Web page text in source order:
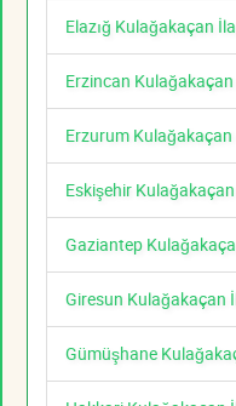
Elazığ Kulağakaçan
Erzincan
Erzurum
Eskişehir
Gaziantep
Giresun Kulağakaçan
Gümüşhane